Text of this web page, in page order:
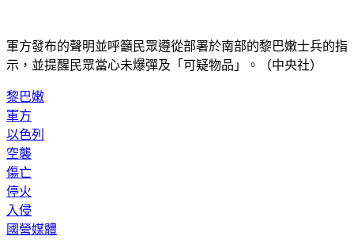
示，並提醒民眾當心未爆彈及「可疑物品」。（中央社）
軍方
以色列
空襲
傷亡
停火
入侵
國營媒體
瓦礫清理